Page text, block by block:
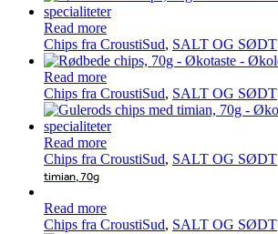
Read more
Chips fra CroustiSud, SALT OG SØDT
Read more
Chips fra CroustiSud, SALT OG SØDT
Read more
Chips fra CroustiSud, SALT OG SØDT
timian, 70g
Read more
Chips fra CroustiSud, SALT OG SØDT